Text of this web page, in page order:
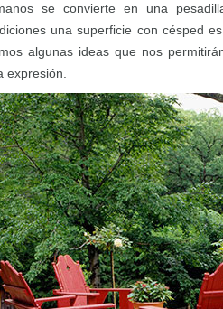
se convierte en una
una superficie con césped
algunas ideas que nos
expresión.